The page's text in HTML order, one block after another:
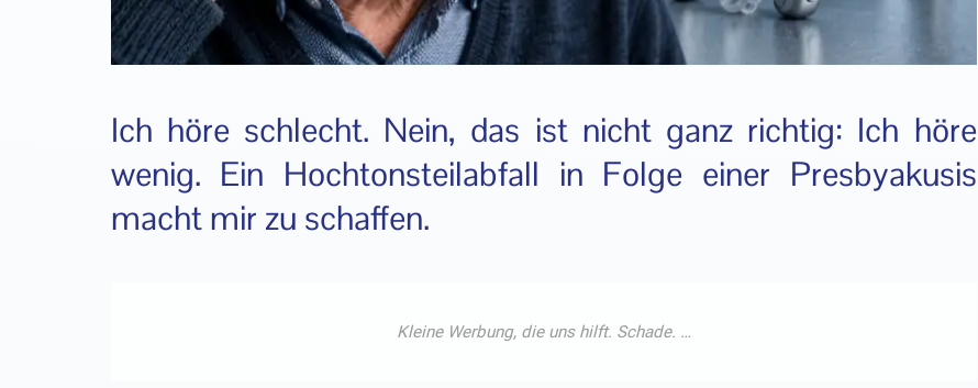
Ich höre schlecht. Nein, das ist nicht ganz richtig: Ich höre
wenig. Ein Hochtonsteilabfall in Folge einer Presbyakusis
macht mir zu schaffen.